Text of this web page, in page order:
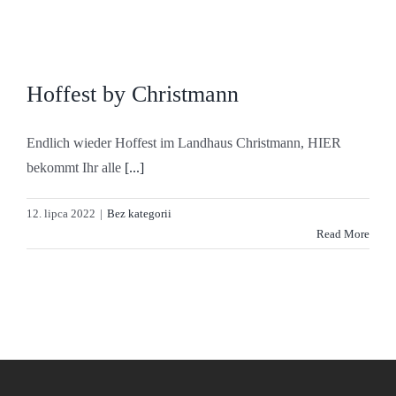
Hoffest by Christmann
Endlich wieder Hoffest im Landhaus Christmann, HIER
bekommt Ihr alle [...]
12. lipca 2022 | Bez kategorii
Read More